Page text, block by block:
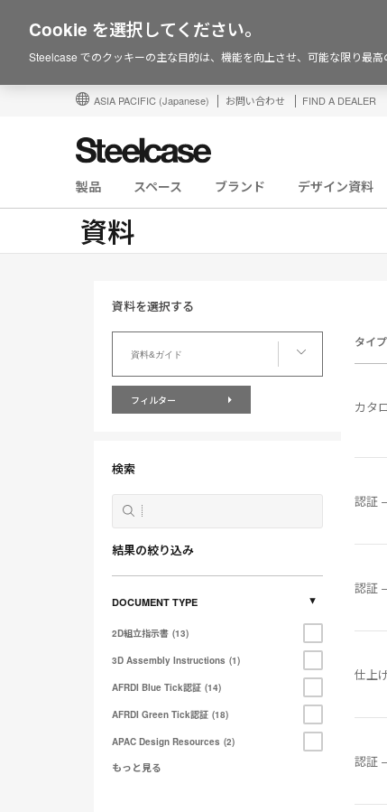
ASIA PACIFIC (Japanese) お問い合わせ FIND A DEALER
製品 スペース ブランド デザイン資料
資料
資料を選択する
資料&ガイド
選
フィルター
検索
結果の絞り込み
DOCUMENT TYPE
2D組立指示書 13
3D Assembly Instructions 1
AFRDI Blue Tick認証 14
AFRDI Green Tick認証 18
APAC Design Resources 2
もっと見る
タイプ
カタ
認証
認証
仕上
認証
Cookie を選択してください。
Steelcase でのクッキーの主な目的は、機能を向上させ、可能な限り最高